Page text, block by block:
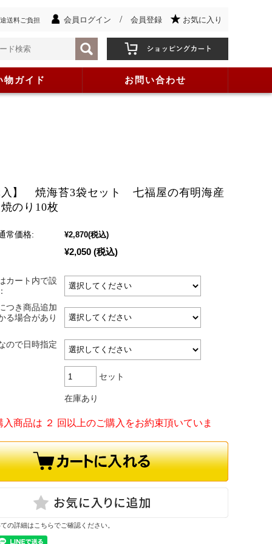
送料ご負担 会員ログイン / 会員登録 お気に入り
物ガイド お問い合わせ
入】 焼海苔3袋セット 七福屋の有明海産
のり10枚
常価格: ¥2,870(税込)
¥2,050 (税込)
カート内で設
つき商品追加
る場合があり
ので日時指定
セット
在庫あり
入商品は ２ 回以上のご購入をお約束頂いていま
の詳細はこちらでご確認ください。